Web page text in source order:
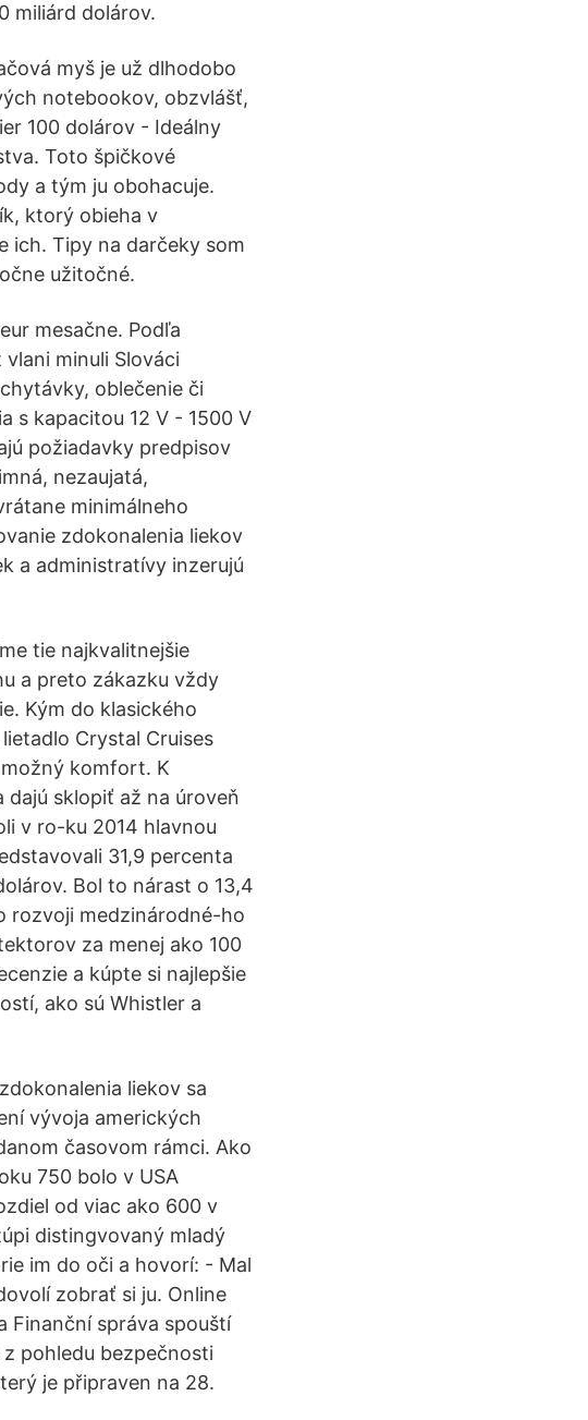
miliárd dolárov.
myš je už dlhodobo
notebookov, obzvlášť,
100 dolárov - Ideálny
Toto špičkové
a tým ju obohacuje.
ktorý obieha v
ich. Tipy na darčeky som
užitočné.
mesačne. Podľa
minuli Slováci
oblečenie či
s kapacitou 12 V - 1500 V
požiadavky predpisov
nezaujatá,
minimálneho
zdokonalenia liekov
a administratívy inzerujú
tie najkvalitnejšie
a preto zákazku vždy
Kým do klasického
Crystal Cruises
komfort. K
dajú sklopiť až na úroveň
v ro-ku 2014 hlavnou
31,9 percenta
Bol to nárast o 13,4
rozvoji medzinárodné-ho
za menej ako 100
a kúpte si najlepšie
ako sú Whistler a
liekov sa
vývoja amerických
časovom rámci. Ako
750 bolo v USA
od viac ako 600 v
distingvovaný mladý
im do oči a hovorí: - Mal
zobrať si ju. Online
Finanční správa spouští
pohledu bezpečnosti
je připraven na 28.